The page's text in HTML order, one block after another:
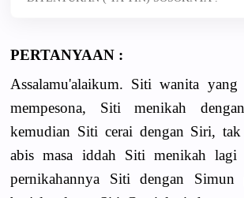
PERTANYAAN :
Assalamu'alaikum. Siti wanita
mempesona, Siti menikah
kemudian Siti cerai dengan Siri,
abis masa iddah Siti menikah lagi
pernikahannya Siti dengan